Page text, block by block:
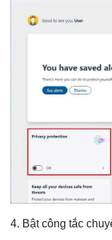
4. Bật công tắc